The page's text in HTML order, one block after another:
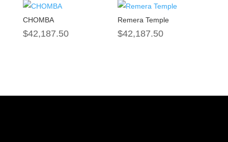
CHOMBA
$42,187.50
Remera Temple
$42,187.50